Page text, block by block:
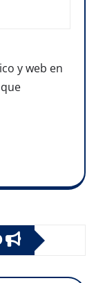
y web en